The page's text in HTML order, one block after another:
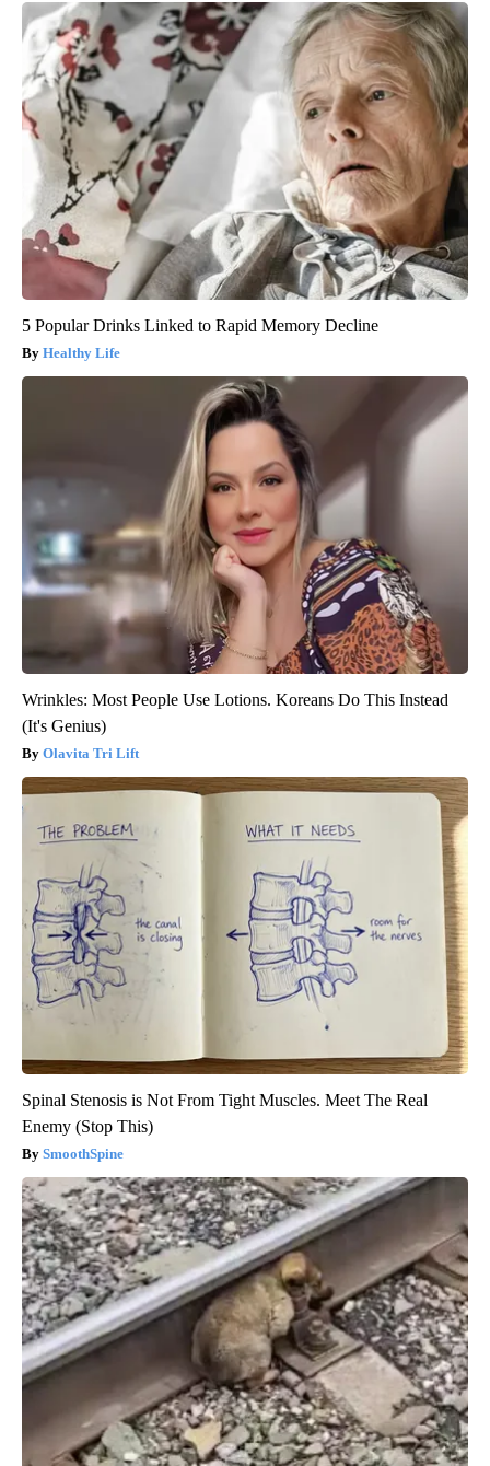
5 Popular Drinks Linked to Rapid Memory Decline
Healthy Life
Wrinkles: Most People Use Lotions. Koreans Do This Instead
(It's Genius)
Olavita Tri Lift
Spinal Stenosis is Not From Tight Muscles. Meet The Real
Enemy (Stop This)
SmoothSpine